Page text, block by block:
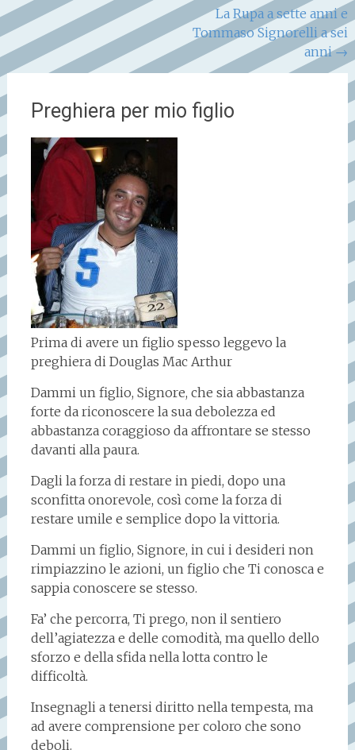
La Rupa a sette anni e
Tommaso Signorelli a sei
anni→
Preghiera per mio figlio
Prima di avere un figlio spesso leggevo la
preghiera di Douglas Mac Arthur
Dammi un figlio, Signore, che sia abbastanza
forte da riconoscere la sua debolezza ed
abbastanza coraggioso da affrontare se stesso
davanti alla paura.
Dagli la forza di restare in piedi, dopo una
sconfitta onorevole, così come la forza di
restare umile e semplice dopo la vittoria.
Dammi un figlio, Signore, in cui i desideri non
rimpiazzino le azioni, un figlio che Ti conosca e
sappia conoscere se stesso.
Fa’ che percorra, Ti prego, non il sentiero
dell’agiatezza e delle comodità, ma quello dello
sforzo e della sfida nella lotta contro le
difficoltà.
Insegnagli a tenersi diritto nella tempesta, ma
ad avere comprensione per coloro che sono
deboli.